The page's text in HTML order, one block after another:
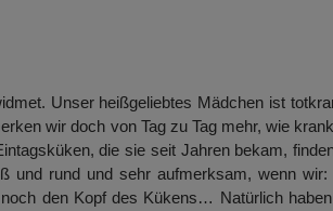
Unser heißgeliebtes Mädchen ist
wir doch von Tag zu Tag mehr, wie
die sie seit Jahren bekam,
und rund und sehr aufmerksam, wenn
den Kopf des Kükens… Natürlich